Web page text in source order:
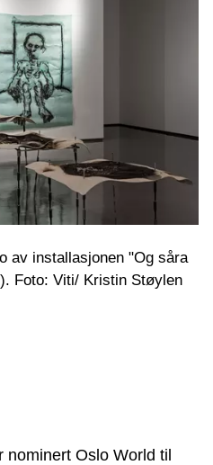
av installasjonen "Og såra
Foto: Viti/ Kristin Støylen
nominert Oslo World til